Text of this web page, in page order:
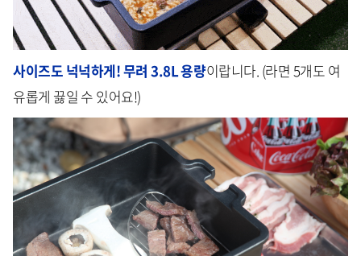
사이즈도 넉넉하게! 무려 3.8L 용량이랍니다. (라면 5개도 여
유롭게 끓일 수 있어요!)